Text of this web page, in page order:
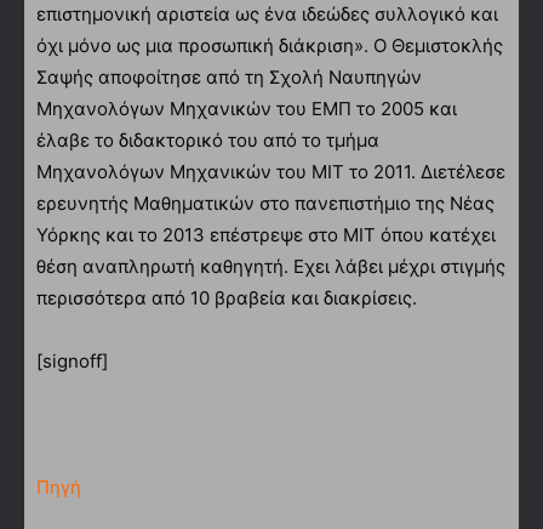
επιστημονική αριστεία ως ένα ιδεώδες συλλογικό και
όχι μόνο ως μια προσωπική διάκριση». Ο Θεμιστοκλής
Σαψής αποφοίτησε από τη Σχολή Ναυπηγών
Μηχανολόγων Μηχανικών του ΕΜΠ το 2005 και
έλαβε το διδακτορικό του από το τμήμα
Μηχανολόγων Μηχανικών του ΜΙΤ το 2011. Διετέλεσε
ερευνητής Μαθηματικών στο πανεπιστήμιο της Νέας
Υόρκης και το 2013 επέστρεψε στο ΜΙΤ όπου κατέχει
θέση αναπληρωτή καθηγητή. Εχει λάβει μέχρι στιγμής
περισσότερα από 10 βραβεία και διακρίσεις.
[signoff]
Πηγή